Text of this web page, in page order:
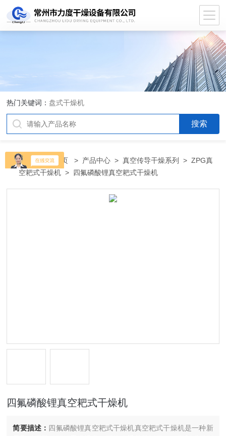
热门关键词： 盘式干燥机
当前位置：首页 > 产品中心 >真空传导干燥系列 >ZPG真
空耙式干燥机 > 四氟磷酸锂真空耙式干燥机
四氟磷酸锂真空耙式干燥机
简要描述： 四氟磷酸锂真空耙式干燥机真空耙式干燥机是一种新